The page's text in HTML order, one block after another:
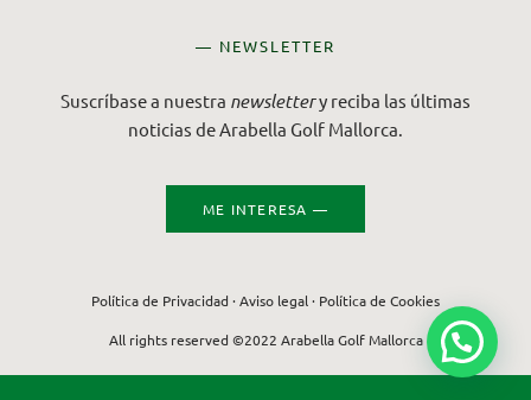
— NEWSLETTER
Suscríbase a nuestra newslettery reciba las últimas
noticias de Arabella Golf Mallorca.
ME INTERESA —
Política de Privacidad ·Aviso legal· Política de Cookies
All rights reserved ©2022 Arabella Golf Mallorca